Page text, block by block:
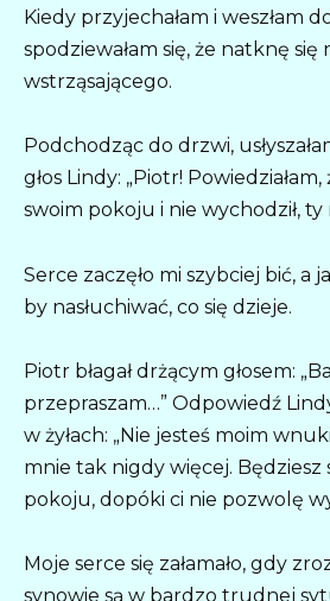
Kiedy przyjechałam i weszłam
spodziewałam się, że natknę się
wstrząsającego.
Podchodząc do drzwi,
głos Lindy: „Piotr! Powiedziałam,
swoim pokoju i nie wychodził, ty
Serce zaczęło mi szybciej bić, a
by nasłuchiwać, co się dzieje.
Piotr błagał drżącym głosem:
przepraszam…” Odpowiedź
w żyłach: „Nie jesteś moim
mnie tak nigdy więcej. Będziesz
pokoju, dopóki ci nie pozwolę
Moje serce się załamało, gdy
synowie są w bardzo trudnej